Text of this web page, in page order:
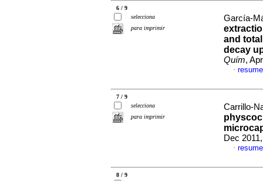
6 / 9
selecciona
para imprimir
García-
and
decay
Quím,
·
7 / 9
selecciona
para imprimir
Carrillo-
Dec
·
8 / 9